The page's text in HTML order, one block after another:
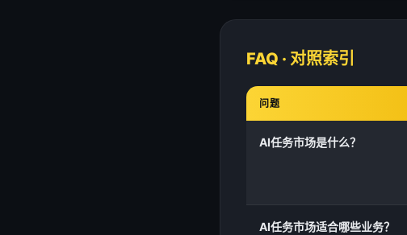
FAQ · 对照索引
问题
AI任务市场是什么？
AI任务市场适合哪些业务？